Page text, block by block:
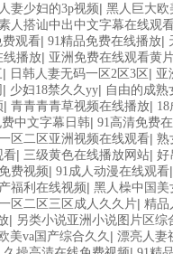
人妻少妇的3p视频| 黑人巨大欧
人搭讪中出中文字幕在线观
费观看| 91精品免费在线播放|
线播放| 亚洲免费在线观看黄
| 日韩人妻无码一区2区3区 | 亚
| 少妇18禁久久yy| 自由的成熟
| 青青青青草视频在线播放|
中文字幕日韩| 91高清免费
区二区亚洲视频在线观看| 熟
看| 三级黄色在线播放网站| 好
费视频| 91成人动漫在线观看
福利在线视频| 黑人橾中国美
区二区三区成人久久片| 精品
| 另类小说亚洲小说图片区
美va国产综合久久 | 漂亮人妻